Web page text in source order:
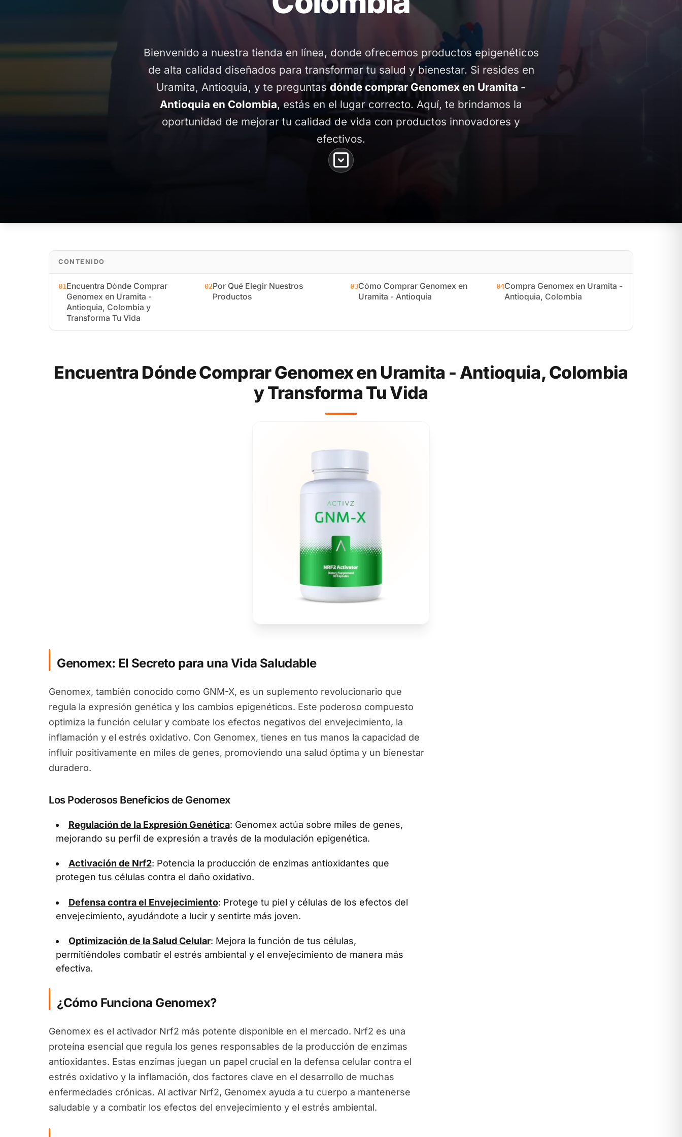
Bienvenido a nuestra tienda en línea, donde ofrecemos productos epigenéticos
de alta calidad diseñados para transformar tu salud y bienestar. Si resides en
Uramita, Antioquia, y te preguntas dónde comprar Genomex en Uramita -
Antioquia en Colombia, estás en el lugar correcto. Aquí, te brindamos la
oportunidad de mejorar tu calidad de vida con productos innovadores y
efectivos.
CONTENIDO
01Encuentra Dónde Comprar
Genomex en Uramita -
Antioquia, Colombia y
Transforma Tu Vida
02Por Qué Elegir Nuestros
Productos
03Cómo Comprar Genomex en
Uramita - Antioquia
04Compra Genomex en Uramita -
Antioquia, Colombia
Encuentra Dónde Comprar Genomex en Uramita - Antioquia, Colombia
y Transforma Tu Vida
Genomex: El Secreto para una Vida Saludable
Genomex, también conocido como GNM-X, es un suplemento revolucionario que
regula la expresión genética y los cambios epigenéticos. Este poderoso compuesto
optimiza la función celular y combate los efectos negativos del envejecimiento, la
inflamación y el estrés oxidativo. Con Genomex, tienes en tus manos la capacidad de
influir positivamente en miles de genes, promoviendo una salud óptima y un bienestar
duradero.
Los Poderosos Beneficios de Genomex
Regulación de la Expresión Genética: Genomex actúa sobre miles de genes,
mejorando su perfil de expresión a través de la modulación epigenética.
Activación de Nrf2: Potencia la producción de enzimas antioxidantes que
protegen tus células contra el daño oxidativo.
Defensa contra el Envejecimiento: Protege tu piel y células de los efectos del
envejecimiento, ayudándote a lucir y sentirte más joven.
Optimización de la Salud Celular: Mejora la función de tus células,
permitiéndoles combatir el estrés ambiental y el envejecimiento de manera más
efectiva.
¿Cómo Funciona Genomex?
Genomex es el activador Nrf2 más potente disponible en el mercado. Nrf2 es una
proteína esencial que regula los genes responsables de la producción de enzimas
antioxidantes. Estas enzimas juegan un papel crucial en la defensa celular contra el
estrés oxidativo y la inflamación, dos factores clave en el desarrollo de muchas
enfermedades crónicas. Al activar Nrf2, Genomex ayuda a tu cuerpo a mantenerse
saludable y a combatir los efectos del envejecimiento y el estrés ambiental.